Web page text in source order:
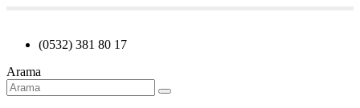
(0532) 381 80 17
Arama